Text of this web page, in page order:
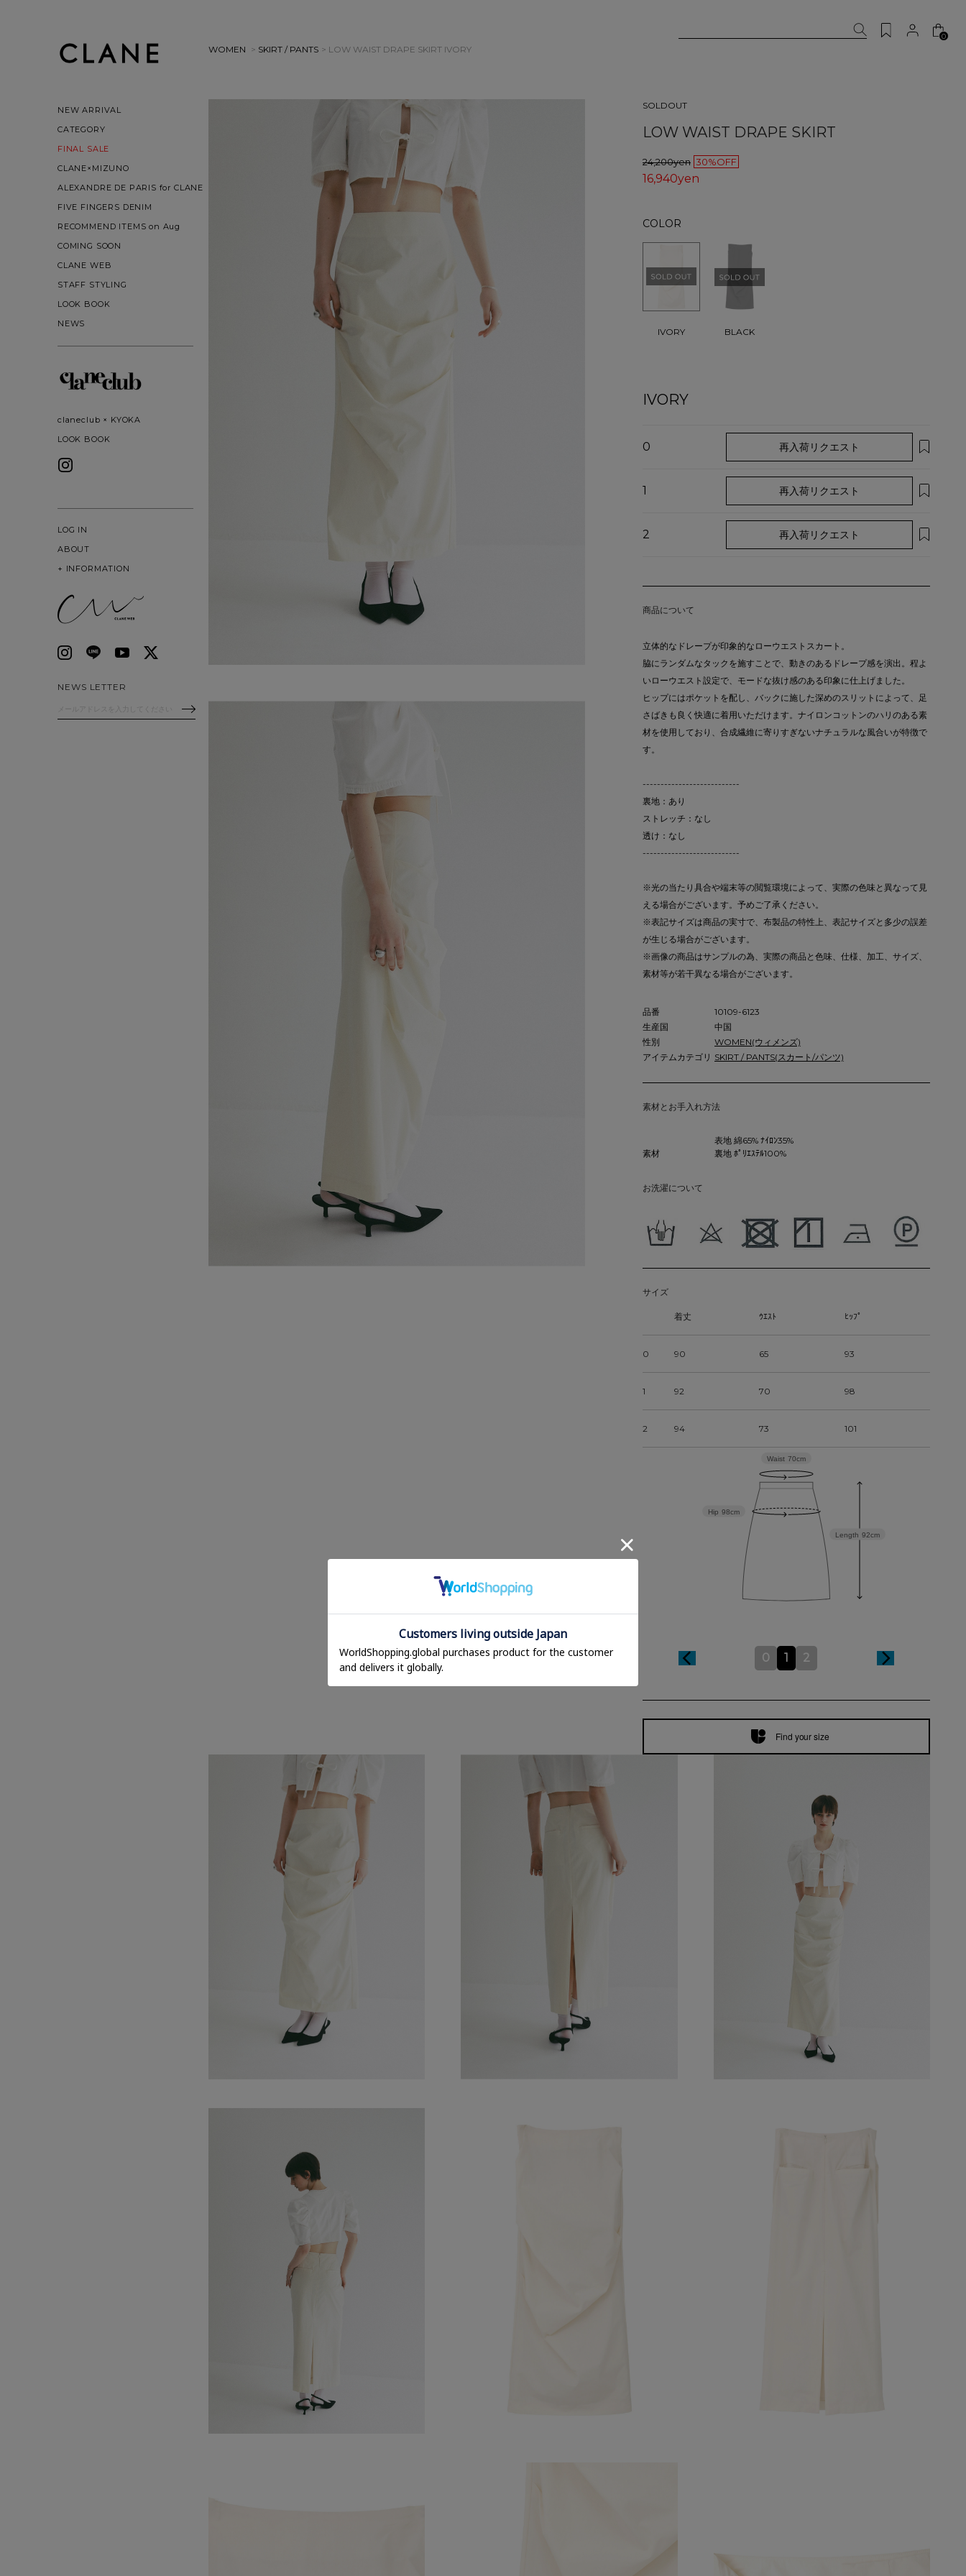
NEW ARRIVAL
CATEGORY
FINAL SALE
CLANE×MIZUNO
ALEXANDRE DE PARIS for CLANE
FIVE FINGERS DENIM
RECOMMEND ITEMS on Aug
COMING SOON
CLANE WEB
STAFF STYLING
LOOK BOOK
NEWS
claneclub × KYOKA
LOOK BOOK
LOG IN
ABOUT
+ INFORMATION
NEWS LETTER
0
WOMEN > SKIRT / PANTS > LOW WAIST DRAPE SKIRT IVORY
SOLDOUT
LOW WAIST DRAPE SKIRT
24,200yen 30%OFF
16,940yen
COLOR
IVORY BLACK
IVORY
0 再入荷リクエスト
1 再入荷リクエスト
2 再入荷リクエスト
商品について
立体的なドレープが印象的なローウエストスカート。
脇にランダムなタックを施すことで、動きのあるドレープ感を演出。程よ
いローウエスト設定で、モードな抜け感のある印象に仕上げました。
ヒップにはポケットを配し、バックに施した深めのスリットによって、足
さばきも良く快適に着用いただけます。ナイロンコットンのハリのある素
材を使用しており、合成繊維に寄りすぎないナチュラルな風合いが特徴で
す。
---------------------------
裏地：あり
ストレッチ：なし
透け：なし
---------------------------
※光の当たり具合や端末等の閲覧環境によって、実際の色味と異なって見
える場合がございます。予めご了承ください。
※表記サイズは商品の実寸で、布製品の特性上、表記サイズと多少の誤差
が生じる場合がございます。
※画像の商品はサンプルの為、実際の商品と色味、仕様、加工、サイズ、
素材等が若干異なる場合がございます。
品番
10109-6123
生産国
中国
性別
WOMEN(ウィメンズ)
アイテムカテゴリ SKIRT / PANTS(スカート/パンツ)
素材とお手入れ方法
素材
表地 綿65% ﾅｲﾛﾝ35%
裏地 ﾎﾟﾘｴｽﾃﾙ100%
お洗濯について
サイズ
着丈 ｳｴｽﾄ ﾋｯﾌﾟ
0 90 65 93
1 92 70 98
2 94 73 101
Length 92cm
Hip 98cm
Waist 70cm
0 1 2
Find your size